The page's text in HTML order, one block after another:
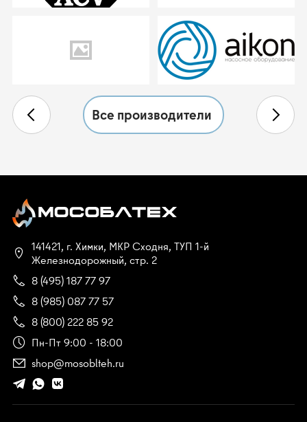
Все производители
141421, г. Химки, МКР Сходня, ТУП 1-й
Железнодорожный, стр. 2
8 (495) 187 77 97
8 (985) 087 77 57
8 (800) 222 85 92
Пн-Пт 9:00 - 18:00
shop@mosoblteh.ru